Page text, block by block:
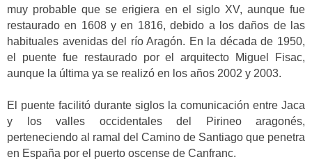
muy probable que se erigiera en el siglo XV, aunque fue
restaurado en 1608 y en 1816, debido a los daños de las
habituales avenidas del río Aragón. En la década de 1950,
el puente fue restaurado por el arquitecto Miguel Fisac,
aunque la última ya se realizó en los años 2002 y 2003.
El puente facilitó durante siglos la comunicación entre Jaca
y los valles occidentales del Pirineo aragonés,
perteneciendo al ramal del Camino de Santiago que penetra
en España por el puerto oscense de Canfranc.